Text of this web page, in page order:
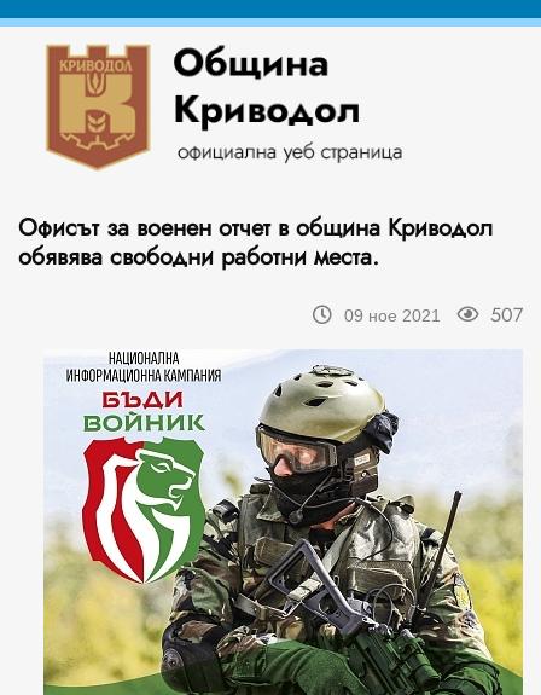
Офисът за военен отчет в община Криводол
обявява свободни работни места.
09 ное 2021 507